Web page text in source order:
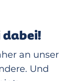
an unser
Und